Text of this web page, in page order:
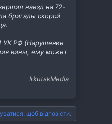
наезд на 72-
бригады скорой
УК РФ (Нарушение
вины, ему может
IrkutskMedia
щоб відповісти.